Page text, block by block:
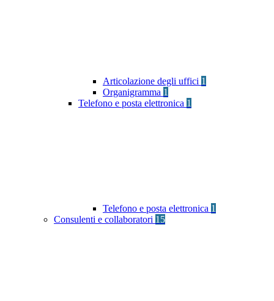
Articolazione degli uffici 1
Organigramma 1
Telefono e posta elettronica 1
Telefono e posta elettronica 1
Consulenti e collaboratori 15